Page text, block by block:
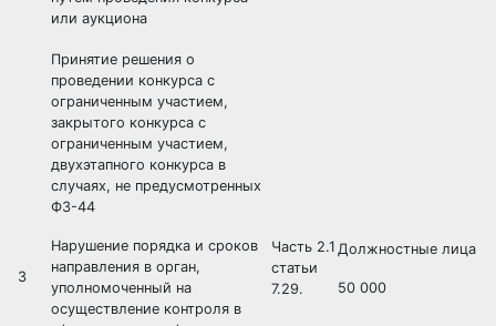
или аукциона
3
Принятие решения о
проведении конкурса с
ограниченным участием,
закрытого конкурса с
ограниченным участием,
двухэтапного конкурса в
случаях, не предусмотренных
ФЗ-44
Нарушение порядка и сроков
направления в орган,
уполномоченный на
осуществление контроля в
Часть 2.1
статьи
7.29.
Должностные лица
50 000